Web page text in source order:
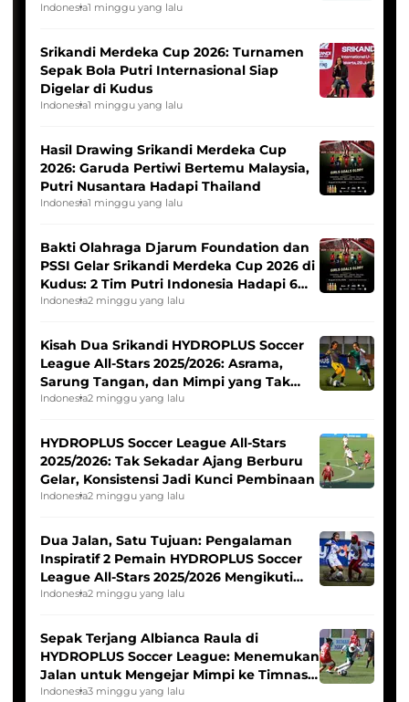
League
Indonesia1 minggu yang lalu
Srikandi Merdeka Cup 2026: Turnamen
Sepak Bola Putri Internasional Siap
Digelar di Kudus
Indonesia1 minggu yang lalu
Hasil Drawing Srikandi Merdeka Cup
2026: Garuda Pertiwi Bertemu Malaysia,
Putri Nusantara Hadapi Thailand
Indonesia1 minggu yang lalu
Bakti Olahraga Djarum Foundation dan
PSSI Gelar Srikandi Merdeka Cup 2026 di
Kudus: 2 Tim Putri Indonesia Hadapi 6
Tim Asia
Indonesia2 minggu yang lalu
Kisah Dua Srikandi HYDROPLUS Soccer
League All-Stars 2025/2026: Asrama,
Sarung Tangan, dan Mimpi yang Tak
Pernah Padam
Indonesia2 minggu yang lalu
HYDROPLUS Soccer League All-Stars
2025/2026: Tak Sekadar Ajang Berburu
Gelar, Konsistensi Jadi Kunci Pembinaan
Indonesia2 minggu yang lalu
Dua Jalan, Satu Tujuan: Pengalaman
Inspiratif 2 Pemain HYDROPLUS Soccer
League All-Stars 2025/2026 Mengikuti
Seleksi Timnas Indonesia Putri
Indonesia2 minggu yang lalu
Sepak Terjang Albianca Raula di
HYDROPLUS Soccer League: Menemukan
Jalan untuk Mengejar Mimpi ke Timnas
Indonesia Putri
Indonesia3 minggu yang lalu